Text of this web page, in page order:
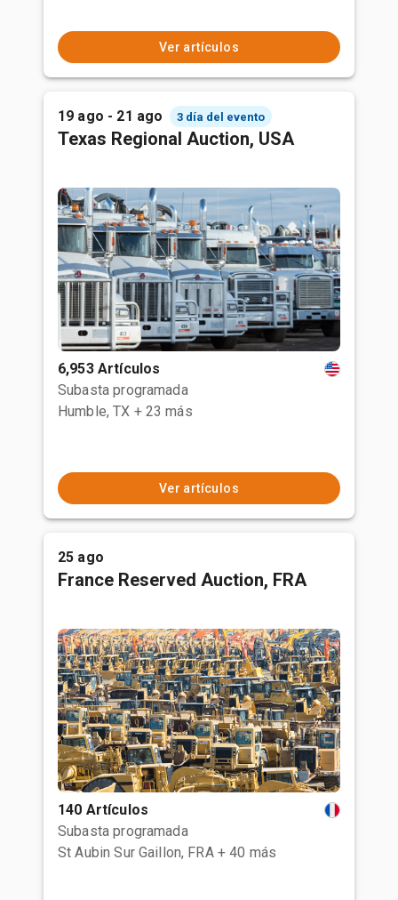
Ver artículos
19 ago - 21 ago 3 día del evento
Texas Regional Auction, USA
6,953 Artículos
Subasta programada
Humble, TX + 23 más
Ver artículos
25 ago
France Reserved Auction, FRA
140 Artículos
Subasta programada
St Aubin Sur Gaillon, FRA + 40 más